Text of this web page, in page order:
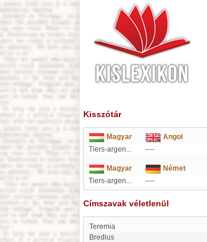
Kisszótár
Magyar
Angol
Tiers-argen...
----
Magyar
Német
Tiers-argen...
----
Címszavak véletlenül
Teremia
Bredius